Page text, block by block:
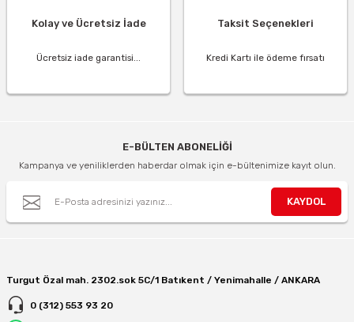
Kolay ve Ücretsiz İade
Ücretsiz iade garantisi...
Taksit Seçenekleri
Kredi Kartı ile ödeme fırsatı
E-BÜLTEN ABONELİĞİ
Kampanya ve yeniliklerden haberdar olmak için e-bültenimize kayıt olun.
KAYDOL
Turgut Özal mah. 2302.sok 5C/1 Batıkent / Yenimahalle / ANKARA
0 (312) 553 93 20